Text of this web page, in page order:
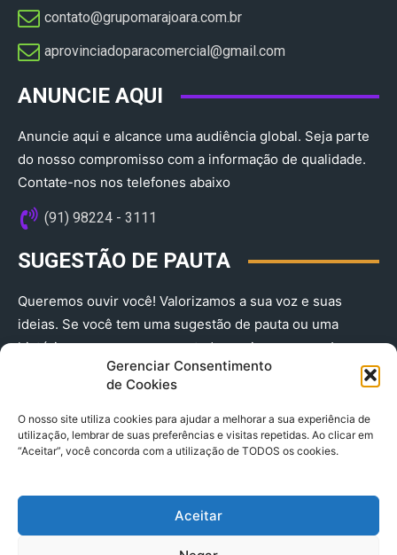
Gerenciar Consentimento
de Cookies
O nosso site utiliza cookies para ajudar a melhorar a sua experiência de
utilização, lembrar de suas preferências e visitas repetidas. Ao clicar em
“Aceitar”, você concorda com a utilização de TODOS os cookies.
Aceitar
contato@grupomarajoara.com.br
aprovinciadoparacomercial@gmail.com​
ANUNCIE AQUI
Anuncie aqui e alcance uma audiência global. Seja parte
do nosso compromisso com a informação de qualidade.
Contate-nos nos telefones abaixo
(91) 98224 - 3111
SUGESTÃO DE PAUTA
Queremos ouvir você! Valorizamos a sua voz e suas
ideias. Se você tem uma sugestão de pauta ou uma
história que merece ser contada, envie-nos agora!
(91) 98224 - 3111
© 2025 A Província do Pará CNPJ: 04.901.141/0001-36 End .